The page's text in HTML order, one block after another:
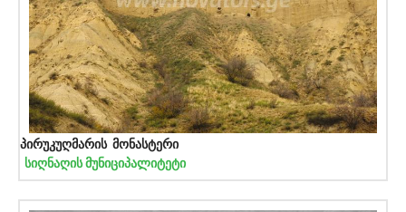
პირუკუღმარის მონასტერი
სიღნაღის მუნიციპალიტეტი